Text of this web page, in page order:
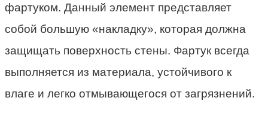
фартуком. Данный элемент представляет
собой большую «накладку», которая должна
защищать поверхность стены. Фартук всегда
выполняется из материала, устойчивого к
влаге и легко отмывающегося от загрязнений.